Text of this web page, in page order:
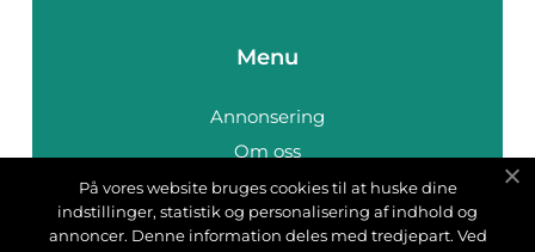
Menu
Annonsering
Om oss
Cookies
Kontakta oss
På vores website bruges cookies til at huske dine
indstillinger, statistik og personalisering af indhold og
annoncer. Denne information deles med tredjepart. Ved